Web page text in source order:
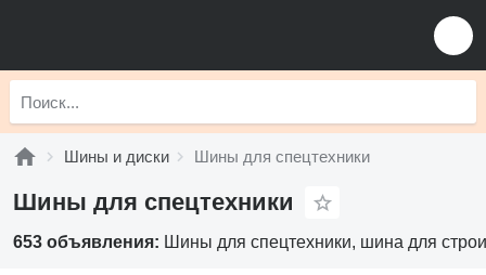
Шины и диски Шины для спецтехники
Шины для спецтехники
653 объявления: Шины для спецтехники, шина для